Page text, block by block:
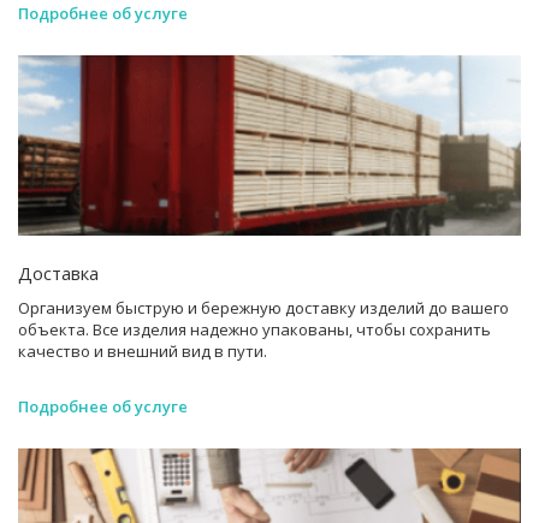
Подробнее об услуге
Доставка
Организуем быструю и бережную доставку изделий до вашего
объекта. Все изделия надежно упакованы, чтобы сохранить
качество и внешний вид в пути.
Подробнее об услуге